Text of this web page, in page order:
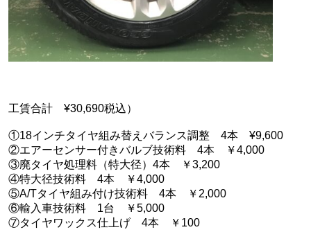
工賃合計 ¥30,690税込）
①18インチタイヤ組み替えバランス調整 4本 ¥9,600
②エアーセンサー付きバルブ技術料 4本 ￥4,000
③廃タイヤ処理料（特大径）4本 ￥3,200
④特大径技術料 4本 ￥4,000
⑤A/Tタイヤ組み付け技術料 4本 ￥2,000
⑥輸入車技術料 1台 ￥5,000
⑦タイヤワックス仕上げ 4本 ￥100